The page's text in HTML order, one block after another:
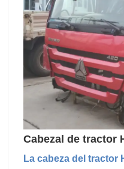
Cabezal de tractor
La cabeza del tractor